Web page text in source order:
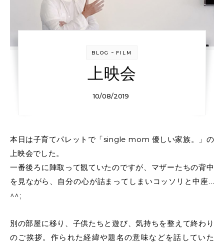
BLOG - FILM
上映会
10/08/2019
本日は子育てパレットで「single mom 優しい家族。」の
上映会でした。
一番後ろに陣取って観ていたのですが、マザーたちの背中
を見ながら、自分の心が詰まってしまいコッソリと中座…
^^;
別の部屋に移り、子供たちと遊び、気持ちを整えて終わり
のご挨拶。作られた経緯や題名の意味などを話していた